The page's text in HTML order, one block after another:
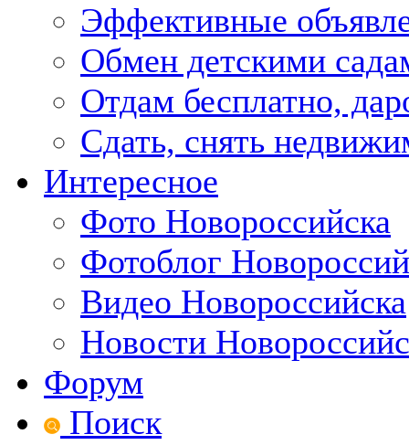
Эффективные
Обмен детскими
Отдам бесплатно,
Сдать, снять
Интересное
Фото Новороссийска
Фотоблог
Видео Новороссийска
Новости
Форум
Поиск